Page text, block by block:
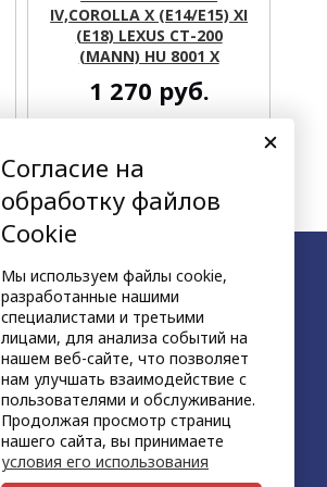
IV,COROLLA X (E14/E15) XI
(E18) LEXUS CT-200
(MANN) HU 8001 X
1 270 руб.
Согласие на
обработку файлов
Cookie
Мы используем файлы cookie,
разработанные нашими
специалистами и третьими
лицами, для анализа событий на
нашем веб-сайте, что позволяет
нам улучшать взаимодействие с
пользователями и обслуживание.
Продолжая просмотр страниц
нашего сайта, вы принимаете
условия его использования